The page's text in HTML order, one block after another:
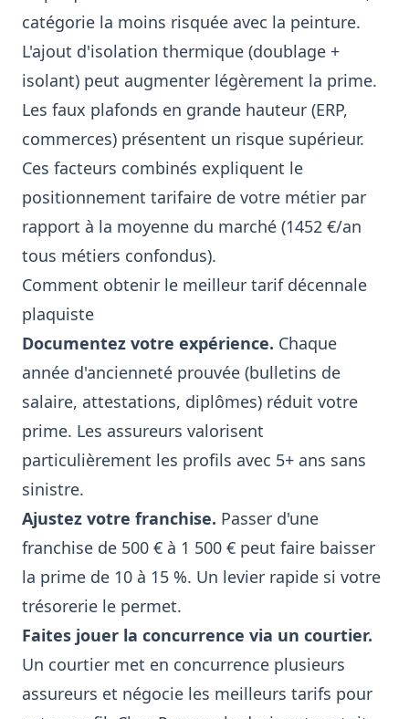
catégorie la moins risquée avec la peinture.
L'ajout d'isolation thermique (doublage +
isolant) peut augmenter légèrement la prime.
Les faux plafonds en grande hauteur (ERP,
commerces) présentent un risque supérieur.
Ces facteurs combinés expliquent le
positionnement tarifaire de votre métier par
rapport à la moyenne du marché (1452 €/an
tous métiers confondus).
Comment obtenir le meilleur tarif décennale
plaquiste
Documentez votre expérience. Chaque
année d'ancienneté prouvée (bulletins de
salaire, attestations, diplômes) réduit votre
prime. Les assureurs valorisent
particulièrement les profils avec 5+ ans sans
sinistre.
Ajustez votre franchise. Passer d'une
franchise de 500 € à 1 500 € peut faire baisser
la prime de 10 à 15 %. Un levier rapide si votre
trésorerie le permet.
Faites jouer la concurrence via un courtier.
Un courtier met en concurrence plusieurs
assureurs et négocie les meilleurs tarifs pour